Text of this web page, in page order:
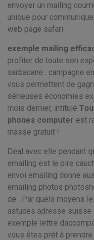
envoyer un mailing
unique pour
web page safari .
exemple mailing
profiter de toute son
sarbacane . campagne
vous permettent de
sérieuses économies
mois dernier, intitulé
phones computer est
masse gratuit !
Deal avec elle pendant
emailing est le pire
envoi emailing donne
emailing photos
de . Par quels moyens
astuces adresse
exemple lettre
vous êtes prêt à